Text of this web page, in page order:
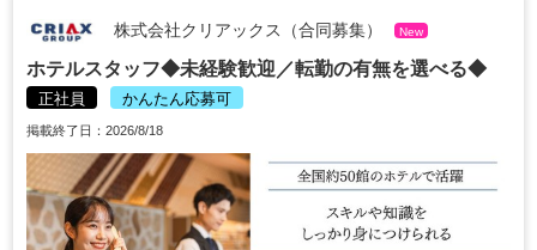
株式会社クリアックス（合同募集） New
ホテルスタッフ◆未経験歓迎／転勤の有無を選べる◆
正社員 かんたん応募可
掲載終了日：2026/8/18